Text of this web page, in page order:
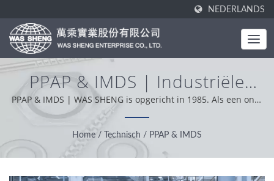
NEDERLANDS
PPAP & IMDS | Industriële
Metaalcomponenten -
Stempelen & Smeden
Productie | WAS SHENG
PPAP & IMDS | WAS SHENG is opgericht in 1985. Als een one-
stop fabrikant is onze kernwaarde professioneel, handig en
probleemoplossend. Op basis van onze klantenondersteuning
wereldwijd, werken we met integriteit, pragmatische en
betrouwbare houding en bieden we de beste service en
Home / Technisch / PPAP & IMDS